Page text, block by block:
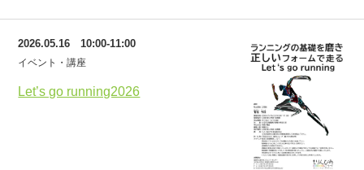
Let’s go running2026
2026.05.16 10:00-11:00
イベント・講座